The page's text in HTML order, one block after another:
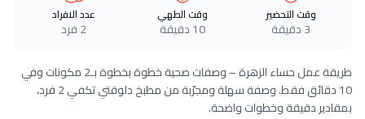
وقت التحضير
3 دقيقة
وقت الطهي
10 دقيقة
عدد الافراد
2 فرد
طريقة عمل حساء الزهرة – وصفات صحية خطوة بخطوة بـ2 مكونات وفي
10 دقائق فقط. وصفة سهلة ومجرّبة من مطبخ دلوقتي تكفي 2 فرد،
بمقادير دقيقة وخطوات واضحة.